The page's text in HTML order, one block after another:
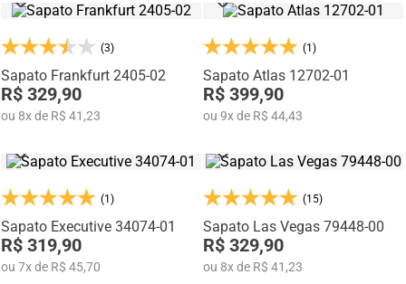
(3)
Sapato Frankfurt 2405-02
R$ 329,90
ou 8xde R$ 41,23
(1)
Sapato Atlas 12702-01
R$ 399,90
ou 9xde R$ 44,43
(1)
Sapato Executive 34074-01
R$ 319,90
ou 7xde R$ 45,70
(15)
Sapato Las Vegas 79448-00
R$ 329,90
ou 8xde R$ 41,23